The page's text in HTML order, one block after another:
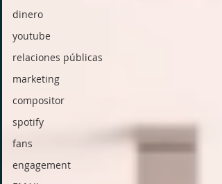
dinero
youtube
relaciones públicas
marketing
compositor
spotify
fans
engagement